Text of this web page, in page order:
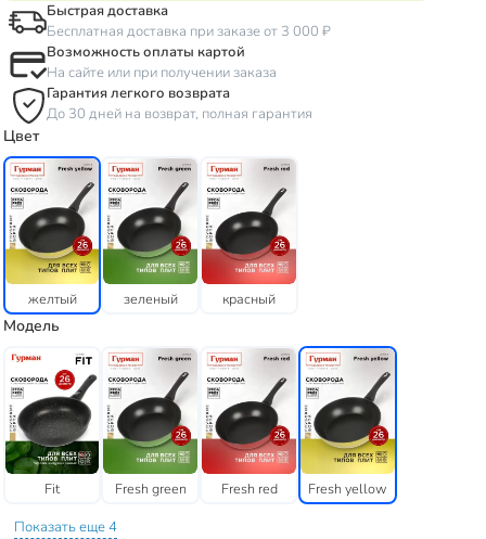
Быстрая доставка
Бесплатная доставка при заказе от 3 000 ₽
Возможность оплаты картой
На сайте или при получении заказа
Гарантия легкого возврата
До 30 дней на возврат, полная гарантия
Цвет
желтый зеленый красный
Модель
Fit Fresh green Fresh red Fresh yellow
Показать еще 4